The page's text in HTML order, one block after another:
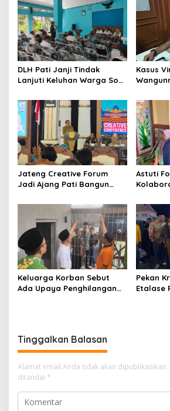
DLH Pati Janji Tindak
Lanjuti Keluhan Warga Soal
Kasus
Jateng Creative Forum
Jadi Ajang Pati Bangun
Astuti
Keluarga Korban Sebut
Ada Upaya Penghilangan
Pekan
Etalase
Tinggalkan Balasan
Alamat email Anda tidak akan dipublikasikan.
ditandai *